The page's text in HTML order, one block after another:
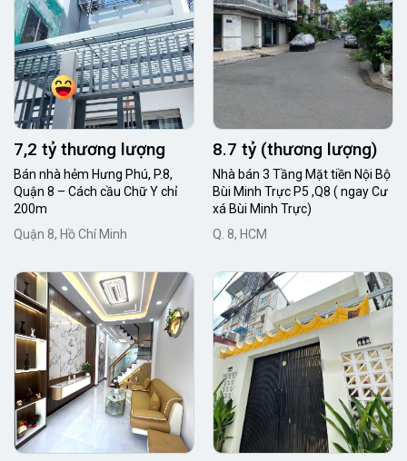
7,2 tỷ thương lượng
Bán nhà hẻm Hưng Phú, P.8,
Quận 8 – Cách cầu Chữ Y chỉ
200m
Quận 8, Hồ Chí Minh
8.7 tỷ (thương lượng)
Nhà bán 3 Tầng Mặt tiền Nội Bộ
Bùi Minh Trực P5 ,Q8 ( ngay Cư
xá Bùi Minh Trực)
Q. 8, HCM